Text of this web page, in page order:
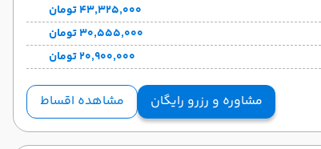
۴۳٬۳۲۵٬۰۰۰ تومان
۳۰٬۵۵۵٬۰۰۰ تومان
۲۰٬۹۰۰٬۰۰۰ تومان
مشاوره و رزرو رایگان مشاهده اقساط